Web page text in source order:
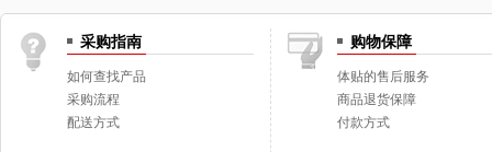
采购指南
如何查找产品
采购流程
配送方式
购物保障
体贴的售后服务
商品退货保障
付款方式